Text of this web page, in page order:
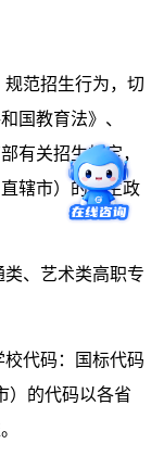
范招生行为，切
国教育法》、
有关招生规定，
辖市）的招生政
、艺术类高职专
代码：国标代码
）的代码以各省